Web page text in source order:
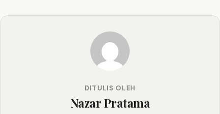
DITULIS OLEH
Nazar Pratama